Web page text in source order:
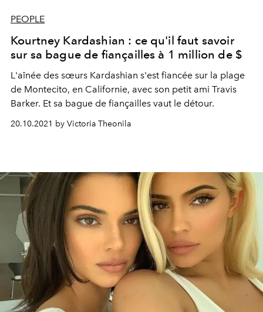
PEOPLE
Kourtney Kardashian : ce qu'il faut savoir
sur sa bague de fiançailles à 1 million de $
L'aînée des sœurs Kardashian s'est fiancée sur la plage
de Montecito, en Californie, avec son petit ami Travis
Barker. Et sa bague de fiançailles vaut le détour.
20.10.2021 by Victoria Theonila